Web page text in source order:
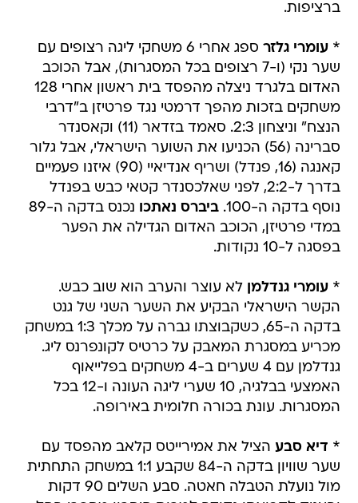
ברציפות.
*עומרי גלזר
ספג אחרי 6 משחקי ליגה רצופים עם
שער נקי (ו-7 רצופים בכל המסגרות), אבל הכוכב
האדום בלגרד ניצלה מהפסד בית ראשון אחרי 128
משחקים בזכות מהפך דרמטי נגד פרטיזן ב"דרבי
הנצח" וניצחון 2:3. סאמד בזדאר (11) וקאסנדר
סברינה (56) הכניעו את השוער הישראלי, אבל גלור
קאנגה (16, פנדל) ושריף אנדיאיי (90) איזנו פעמיים
בדרך ל-2:2, לפני שאלכסנדר קטאי כבש בפנדל
נוסף בדקה ה-100.
ביברס נאתכו
נכנס בדקה ה-89
במדי פרטיזן, הכוכב האדום הגדילה את הפער
בפסגה ל-10 נקודות.
*עומרי גנדלמן לא עוצר והערב הוא שוב כבש.
הקשר הישראלי הבקיע את השער השני של גנט
בדקה ה-65, כשקבוצתו גברה על מכלך 1:3 במשחק
מכריע במסגרת המאבק על כרטיס לקונפרנס ליג.
גנדלמן עם 4 שערים ב-4 משחקים בפלייאוף
האמצעי בבלגיה, 10 שערי ליגה העונה ו-12 בכל
המסגרות. עונת בכורה חלומית באירופה.
* דיא סבע הציל את אמירייטס קלאב מהפסד עם
שער שוויון בדקה ה-84 שקבע 1:1 במשחק התחתית
מול נועלת הטבלה חאטה. סבע השלים 90 דקות